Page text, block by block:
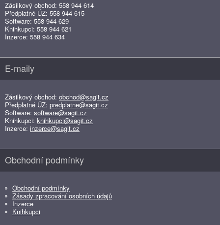
Zásilkový obchod: 558 944 614
Předplatné ÚZ: 558 944 615
Software: 558 944 629
Knihkupci: 558 944 621
Inzerce: 558 944 634
E-maily
Zásilkový obchod: obchod@sagit.cz
Předplatné ÚZ: predplatne@sagit.cz
Software: software@sagit.cz
Knihkupci: knihkupci@sagit.cz
Inzerce: inzerce@sagit.cz
Obchodní podmínky
Obchodní podmínky
Zásady zpracování osobních údajů
Inzerce
Knihkupci